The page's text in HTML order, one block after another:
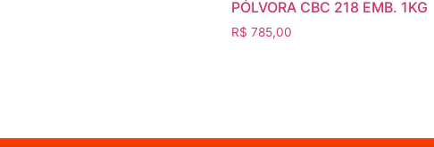
PÓLVORA CBC 218 EMB. 1KG
R$ 785,00